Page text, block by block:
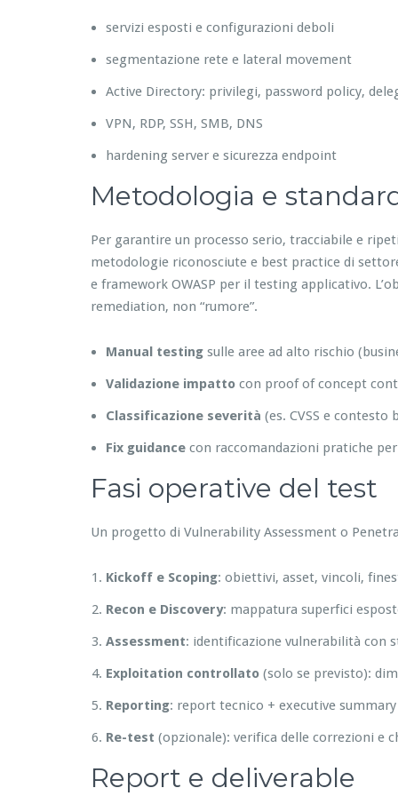
servizi esposti e configurazioni deboli
segmentazione rete e lateral movement
Active Directory: privilegi, password policy,
VPN, RDP, SSH, SMB, DNS
hardening server e sicurezza endpoint
Metodologia e
Per garantire un processo serio, tracciabile e
metodologie riconosciute e best practice di
e framework OWASP per il testing applicativo.
remediation, non “rumore”.
Manual testing sulle aree ad alto rischio
Validazione impatto con proof of concept
Classificazione severità (es. CVSS e contesto
Fix guidance con raccomandazioni pratiche
Fasi operative del test
Un progetto di Vulnerability Assessment o
Kickoff e Scoping: obiettivi, asset, vincoli,
Recon e Discovery: mappatura superfici
Assessment: identificazione vulnerabilità con
Exploitation controllato (solo se previsto):
Reporting: report tecnico + executive
Re-test (opzionale): verifica delle correzioni e
Report e deliverable